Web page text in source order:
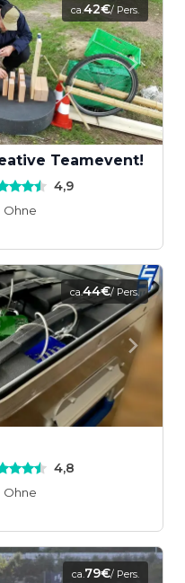
ca.42€/ Pers.
Teamevent!
4,9
Ohne
ca.44€/ Pers.
4,8
Ohne
ca.79€/ Pers.